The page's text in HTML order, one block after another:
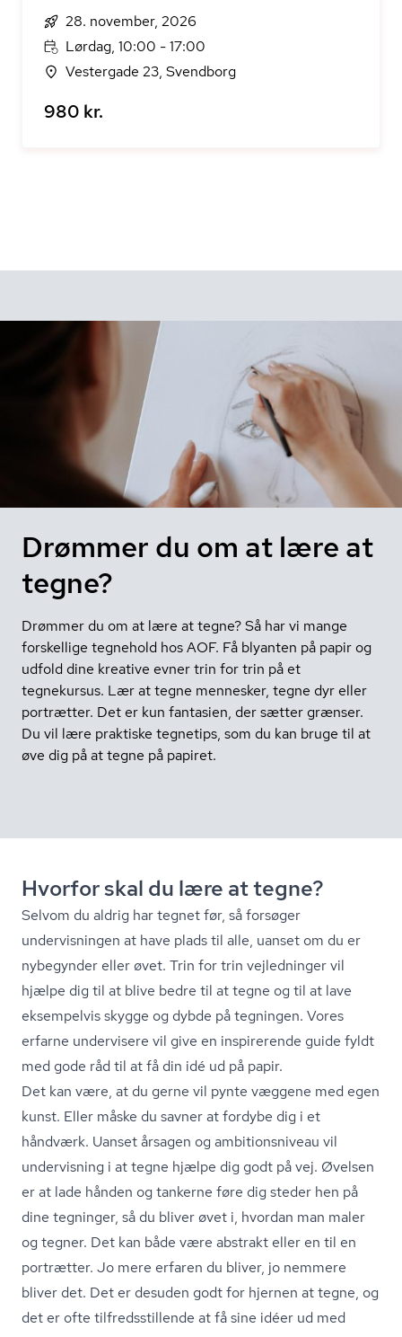
28. november, 2026
Lørdag, 10:00 - 17:00
Vestergade 23, Svendborg
980 kr.
Drømmer du om at lære at
tegne?
Drømmer du om at lære at tegne? Så har vi mange
forskellige tegnehold hos AOF. Få blyanten på papir og
udfold dine kreative evner trin for trin på et
tegnekursus. Lær at tegne mennesker, tegne dyr eller
portrætter. Det er kun fantasien, der sætter grænser.
Du vil lære praktiske tegnetips, som du kan bruge til at
øve dig på at tegne på papiret.
Hvorfor skal du lære at tegne?
Selvom du aldrig har tegnet før, så forsøger
undervisningen at have plads til alle, uanset om du er
nybegynder eller øvet. Trin for trin vejledninger vil
hjælpe dig til at blive bedre til at tegne og til at lave
eksempelvis skygge og dybde på tegningen. Vores
erfarne undervisere vil give en inspirerende guide fyldt
med gode råd til at få din idé ud på papir.
Det kan være, at du gerne vil pynte væggene med egen
kunst. Eller måske du savner at fordybe dig i et
håndværk. Uanset årsagen og am­bi­tions­ni­veau vil
undervisning i at tegne hjælpe dig godt på vej. Øvelsen
er at lade hånden og tankerne føre dig steder hen på
dine tegninger, så du bliver øvet i, hvordan man maler
og tegner. Det kan både være abstrakt eller en til en
portrætter. Jo mere erfaren du bliver, jo nemmere
bliver det. Det er desuden godt for hjernen at tegne, og
det er ofte til­freds­stil­len­de at få sine idéer ud med